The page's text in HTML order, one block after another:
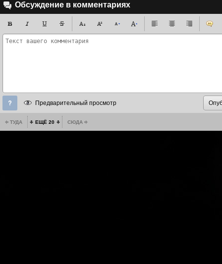
Обсуждение в комментариях
Предварительный просмотр
ТУДА ЕЩЁ 20 СЮДА